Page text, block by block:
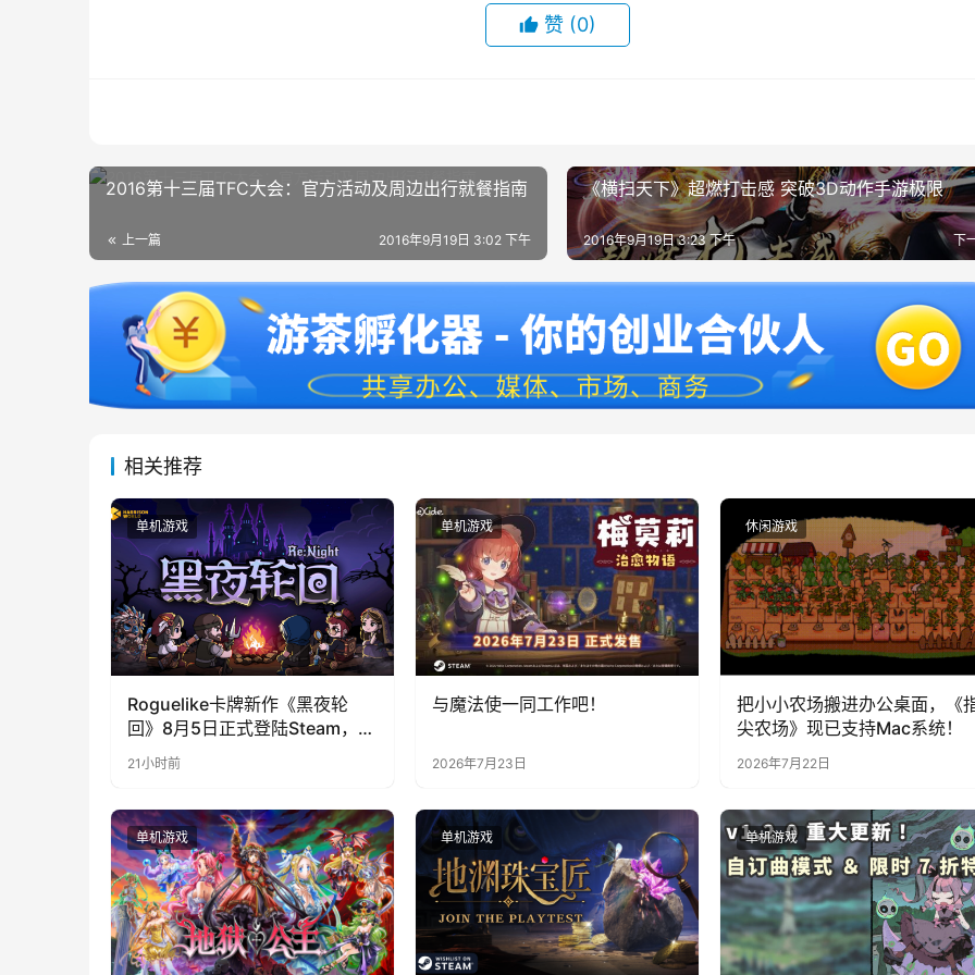
赞 (0)
2016第十三届TFC大会：官方活动及周边出行就餐指南
上一篇 2016年9月19日 3:02 下午
《横扫天下》超燃打击感 突破3D动作手游极限
下
2016年9月19日 3:23 下午
相关推荐
单机游戏
Roguelike卡牌新作《黑夜轮
回》8月5日正式登陆Steam，首
发9折优惠开启
21小时前
单机游戏
与魔法使一同工作吧！
2026年7月23日
休闲游戏
把小小农场搬进办公桌面，《
尖农场》现已支持Mac系统！
2026年7月22日
单机游戏 单机游戏 单机游戏